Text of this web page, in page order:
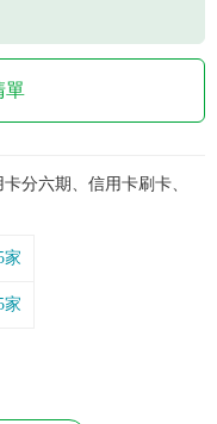
單
分六期、信用卡刷卡、
家
家